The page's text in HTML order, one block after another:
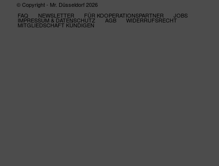
© Copyright - Mr. Düsseldorf 2026
FAQ
NEWSLETTER FÜR KOOPERATIONSPARTNER JOBS
IMPRESSUM & DATENSCHUTZ AGB WIDERRUFSRECHT
MITGLIEDSCHAFT KÜNDIGEN